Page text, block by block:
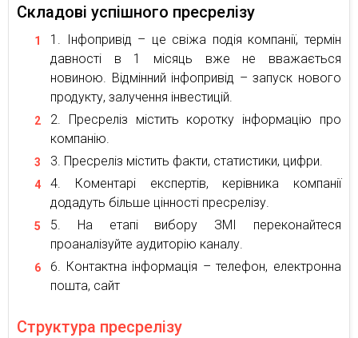
Складові успішного пресрелізу
Інфопривід – це свіжа подія компанії, термін
давності в 1 місяць вже не вважається
новиною. Відмінний інфопривід – запуск нового
продукту, залучення інвестицій.
Пресреліз містить коротку інформацію про
компанію.
Пресреліз містить факти, статистики, цифри.
Коментарі експертів, керівника компанії
додадуть більше цінності пресрелізу.
На етапі вибору ЗМІ переконайтеся
проаналізуйте аудиторію каналу.
Контактна інформація – телефон, електронна
пошта, сайт
Структура пресрелізу